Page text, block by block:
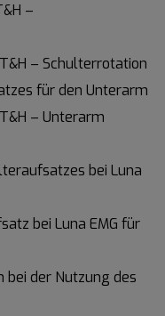
–
– Schulterrotation
für den Unterarm
– Unterarm
bei Luna
bei Luna EMG für
bei der Nutzung des